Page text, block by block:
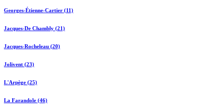
Georges-Étienne-Cartier (11)
Jacques-De Chambly (21)
Jacques-Rocheleau (20)
Jolivent (23)
L'Arpège (25)
La Farandole (46)